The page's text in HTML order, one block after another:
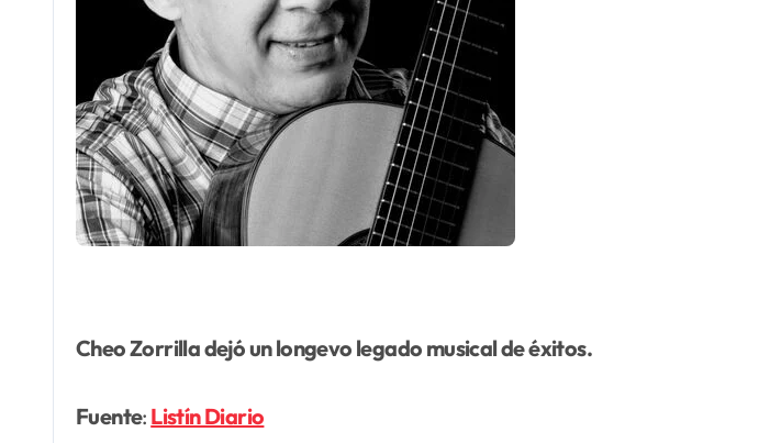
Cheo Zorrilla dejó un longevo legado musical de éxitos.
Fuente: Listín Diario